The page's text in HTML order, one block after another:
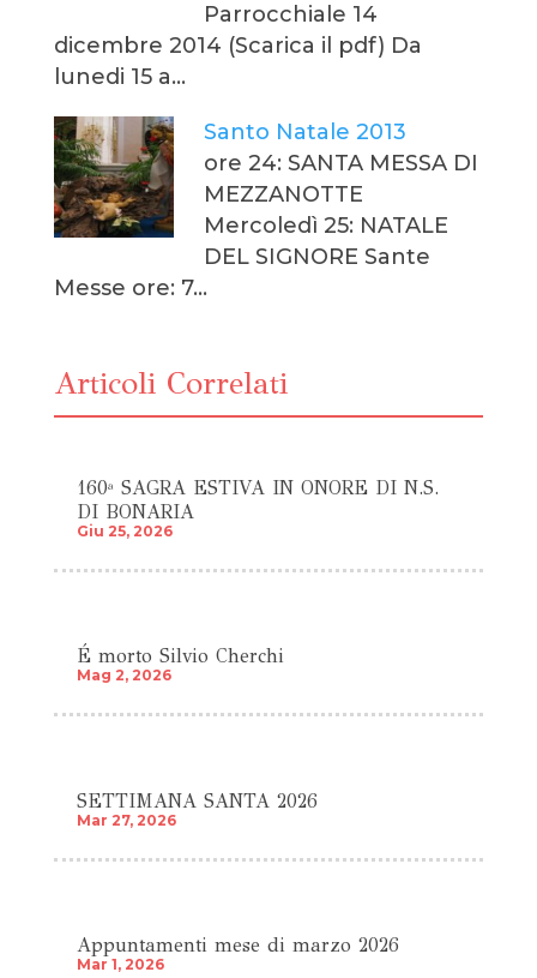
Parrocchiale 14
dicembre 2014 (Scarica il pdf) Da
lunedi 15 a…
Santo Natale 2013
ore 24: SANTA MESSA DI
MEZZANOTTE
Mercoledì 25: NATALE
DEL SIGNORE Sante
Messe ore: 7…
Articoli Correlati
160ª SAGRA ESTIVA IN ONORE DI N.S.
DI BONARIA
Giu 25, 2026
É morto Silvio Cherchi
Mag 2, 2026
SETTIMANA SANTA 2026
Mar 27, 2026
Appuntamenti mese di marzo 2026
Mar 1, 2026